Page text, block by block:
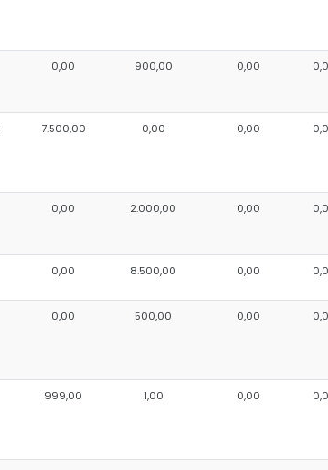
0,00 900,00 0,00
7.500,00 0,00 0,00
0,00 2.000,00 0,00
0,00 8.500,00 0,00
0,00 500,00 0,00
999,00 1,00 0,00